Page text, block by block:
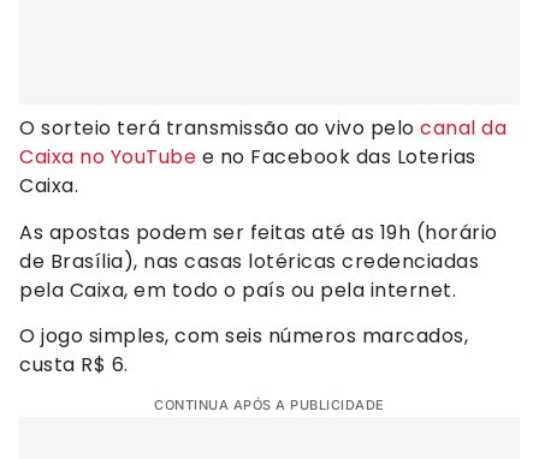
O sorteio terá transmissão ao vivo pelo canal da
Caixa no YouTube e no Facebook das Loterias
Caixa.
As apostas podem ser feitas até as 19h (horário
de Brasília), nas casas lotéricas credenciadas
pela Caixa, em todo o país ou pela internet.
O jogo simples, com seis números marcados,
custa R$ 6.
CONTINUA APÓS A PUBLICIDADE